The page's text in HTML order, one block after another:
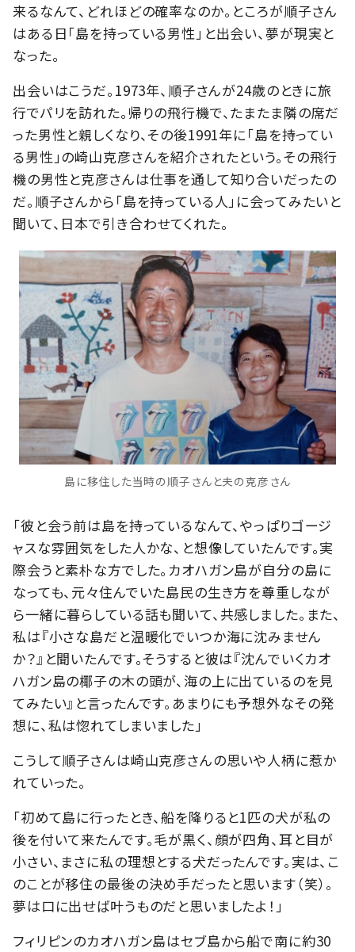
来るなんて、どれほどの確率なのか。ところが順子さん
はある日「島を持っている男性」と出会い、夢が現実と
なった。
出会いはこうだ。1973年、順子さんが24歳のときに旅
行でパリを訪れた。帰りの飛行機で、たまたま隣の席だ
った男性と親しくなり、その後1991年に「島を持ってい
る男性」の崎山克彦さんを紹介されたという。その飛行
機の男性と克彦さんは仕事を通して知り合いだったの
だ。順子さんから「島を持っている人」に会ってみたいと
聞いて、日本で引き合わせてくれた。
島に移住した当時の順子さんと夫の克彦さん
「彼と会う前は島を持っているなんて、やっぱりゴージ
ャスな雰囲気をした人かな、と想像していたんです。実
際会うと素朴な方でした。カオハガン島が自分の島に
なっても、元々住んでいた島民の生き方を尊重しなが
ら一緒に暮らしている話も聞いて、共感しました。また、
私は『小さな島だと温暖化でいつか海に沈みません
か？』と聞いたんです。そうすると彼は『沈んでいくカオ
ハガン島の椰子の木の頭が、海の上に出ているのを見
てみたい』と言ったんです。あまりにも予想外なその発
想に、私は惚れてしまいました」
こうして順子さんは崎山克彦さんの思いや人柄に惹か
れていった。
「初めて島に行ったとき、船を降りると1匹の犬が私の
後を付いて来たんです。毛が黒く、顔が四角、耳と目が
小さい、まさに私の理想とする犬だったんです。実は、こ
のことが移住の最後の決め手だったと思います（笑）。
夢は口に出せば叶うものだと思いましたよ！」
フィリピンのカオハガン島はセブ島から船で南に約30